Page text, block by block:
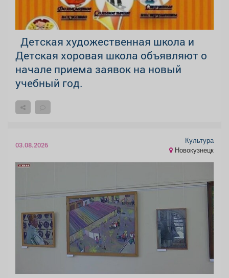
Детская художественная школа и
Детская хоровая школа объявляют о
начале приема заявок на новый
учебный год.
03.08.2026
Культура
Новокузнецк